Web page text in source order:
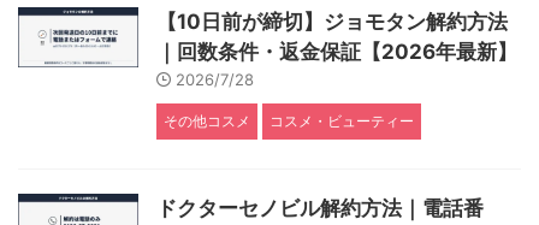
【10日前が締切】ジョモタン解約方法
｜回数条件・返金保証【2026年最新】
2026/7/28
その他コスメ コスメ・ビューティー
ドクターセノビル解約方法｜電話番